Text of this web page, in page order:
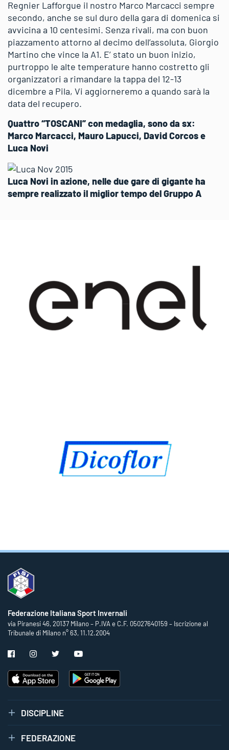
Regnier Lafforgue il nostro Marco Marcacci sempre
secondo, anche se sul duro della gara di domenica si
avvicina a 10 centesimi. Senza rivali, ma con buon
piazzamento attorno al decimo dell’assoluta, Giorgio
Martino che vince la A1. E’ stato un buon inizio,
purtroppo le alte temperature hanno costretto gli
organizzatori a rimandare la tappa del 12-13
dicembre a Pila, Vi aggiorneremo a quando sarà la
data del recupero.
Quattro “TOSCANI” con medaglia, sono da sx:
Marco Marcacci, Mauro Lapucci, David Corcos e
Luca Novi
Luca Novi in azione, nelle due gare di gigante ha
sempre realizzato il miglior tempo del Gruppo A
Federazione Italiana Sport Invernali
via Piranesi 46, 20137 Milano – P.IVA e C.F. 05027640159 – Iscrizione al
Tribunale di Milano n° 63, 11.12.2004
DISCIPLINE
FEDERAZIONE